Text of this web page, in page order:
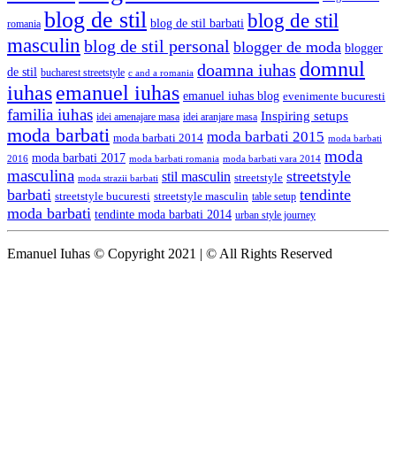
romania blog de stil blog de stil barbati blog de stil
masculin blog de stil personal blogger de moda blogger
de stil bucharest streetstyle c and a romania doamna iuhas domnul
iuhasemanuel iuhas emanuel iuhas blog evenimente bucuresti
familia iuhas idei amenajare masa idei aranjare masa Inspiring setups
moda barbati moda barbati 2014 moda barbati 2015 moda barbati
2016 moda barbati 2017 moda barbati romania moda barbati vara 2014 moda
masculina moda strazii barbati stil masculin streetstyle streetstyle
barbati streetstyle bucuresti streetstyle masculin table setup tendinte
moda barbati tendinte moda barbati 2014 urban style journey
Emanuel Iuhas © Copyright 2021 | © All Rights Reserved